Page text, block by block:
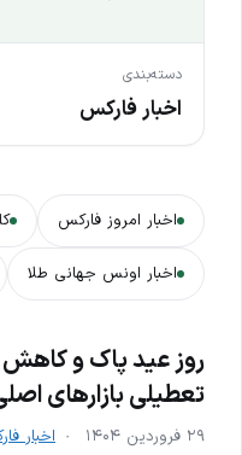
دسته‌بندی
اخبار فارکس
اخبار امروز فارکس
اخبار اونس جهانی طلا
روز عید پاک و
تعطیلی بازارهای
۲۹ فروردین ۱۴۰۴ اخبار